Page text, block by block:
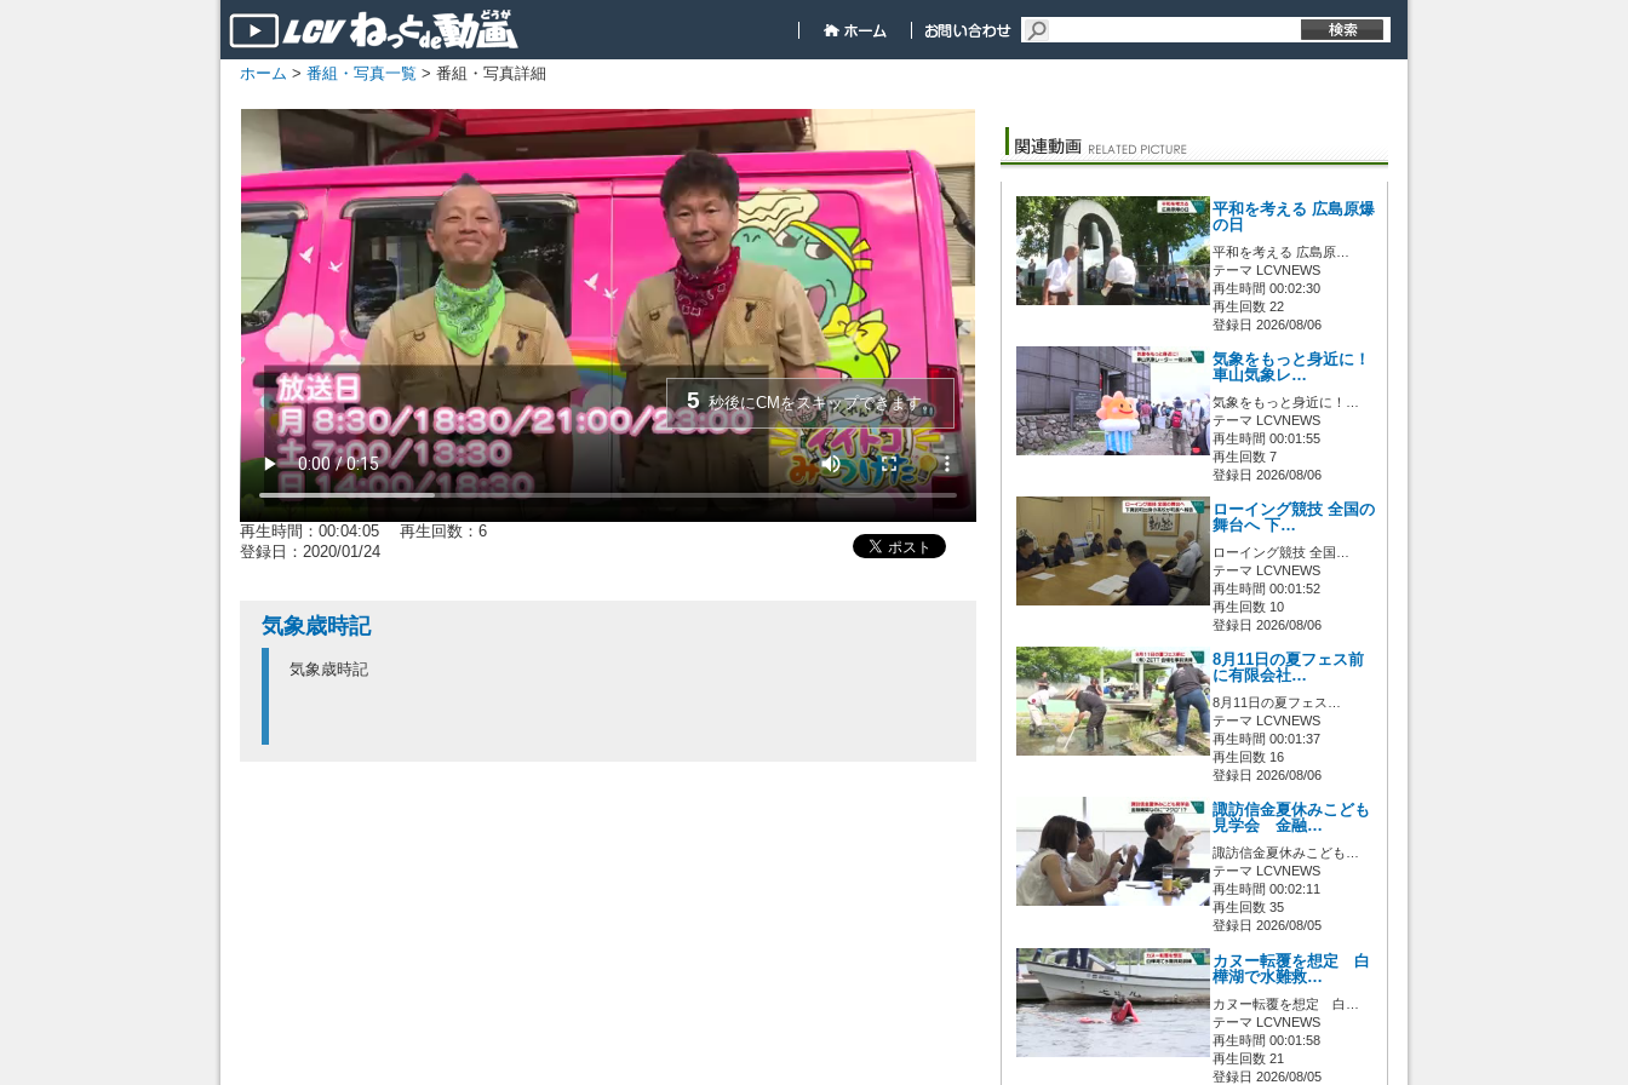
ホーム > 番組・写真一覧 > 番組・写真詳細
5 秒後にCMをスキップできます。
再生時間：00:04:05 再生回数：6
登録日：2020/01/24
気象歳時記
気象歳時記
平和を考える 広島原爆
の日
平和を考える 広島原…
テーマ LCVNEWS
再生時間 00:02:30
再生回数 22
登録日 2026/08/06
気象をもっと身近に！
車山気象レ…
気象をもっと身近に！…
テーマ LCVNEWS
再生時間 00:01:55
再生回数 7
登録日 2026/08/06
ローイング競技 全国の
舞台へ 下…
ローイング競技 全国…
テーマ LCVNEWS
再生時間 00:01:52
再生回数 10
登録日 2026/08/06
8月11日の夏フェス前
に有限会社…
8月11日の夏フェス…
テーマ LCVNEWS
再生時間 00:01:37
再生回数 16
登録日 2026/08/06
諏訪信金夏休みこども
見学会 金融…
諏訪信金夏休みこども…
テーマ LCVNEWS
再生時間 00:02:11
再生回数 35
登録日 2026/08/05
カヌー転覆を想定 白
樺湖で水難救…
カヌー転覆を想定 白…
テーマ LCVNEWS
再生時間 00:01:58
再生回数 21
登録日 2026/08/05